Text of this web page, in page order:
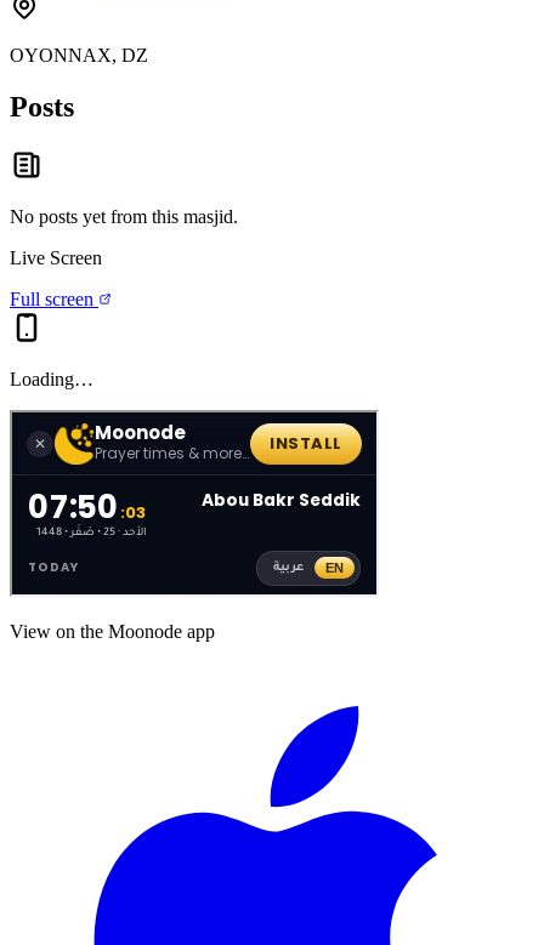
OYONNAX, DZ
Posts
No posts yet from this masjid.
Live Screen
Full screen
Loading…
View on the Moonode app